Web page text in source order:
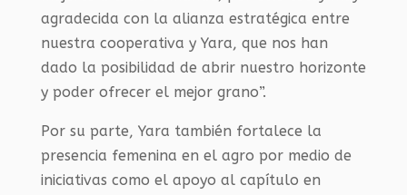
agradecida con la alianza estratégica entre
nuestra cooperativa y Yara, que nos han
dado la posibilidad de abrir nuestro horizonte
y poder ofrecer el mejor grano”.
Por su parte, Yara también fortalece la
presencia femenina en el agro por medio de
iniciativas como el apoyo al capítulo en